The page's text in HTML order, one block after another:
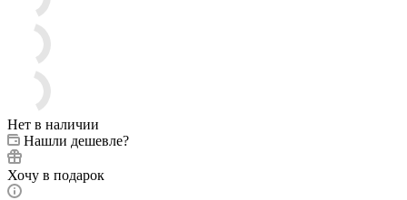
Нет в наличии
Нашли дешевле?
Хочу в подарок